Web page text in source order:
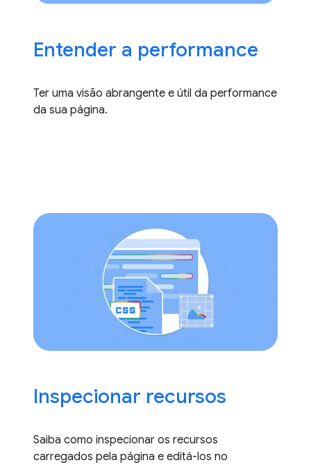
Entender a performance
Ter uma visão abrangente e útil da performance
da sua página.
Inspecionar recursos
Saiba como inspecionar os recursos
carregados pela página e editá-los no